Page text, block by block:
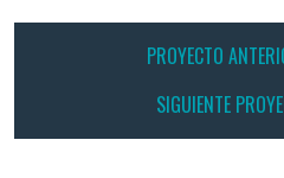
PROYECTO
SIGUIENTE